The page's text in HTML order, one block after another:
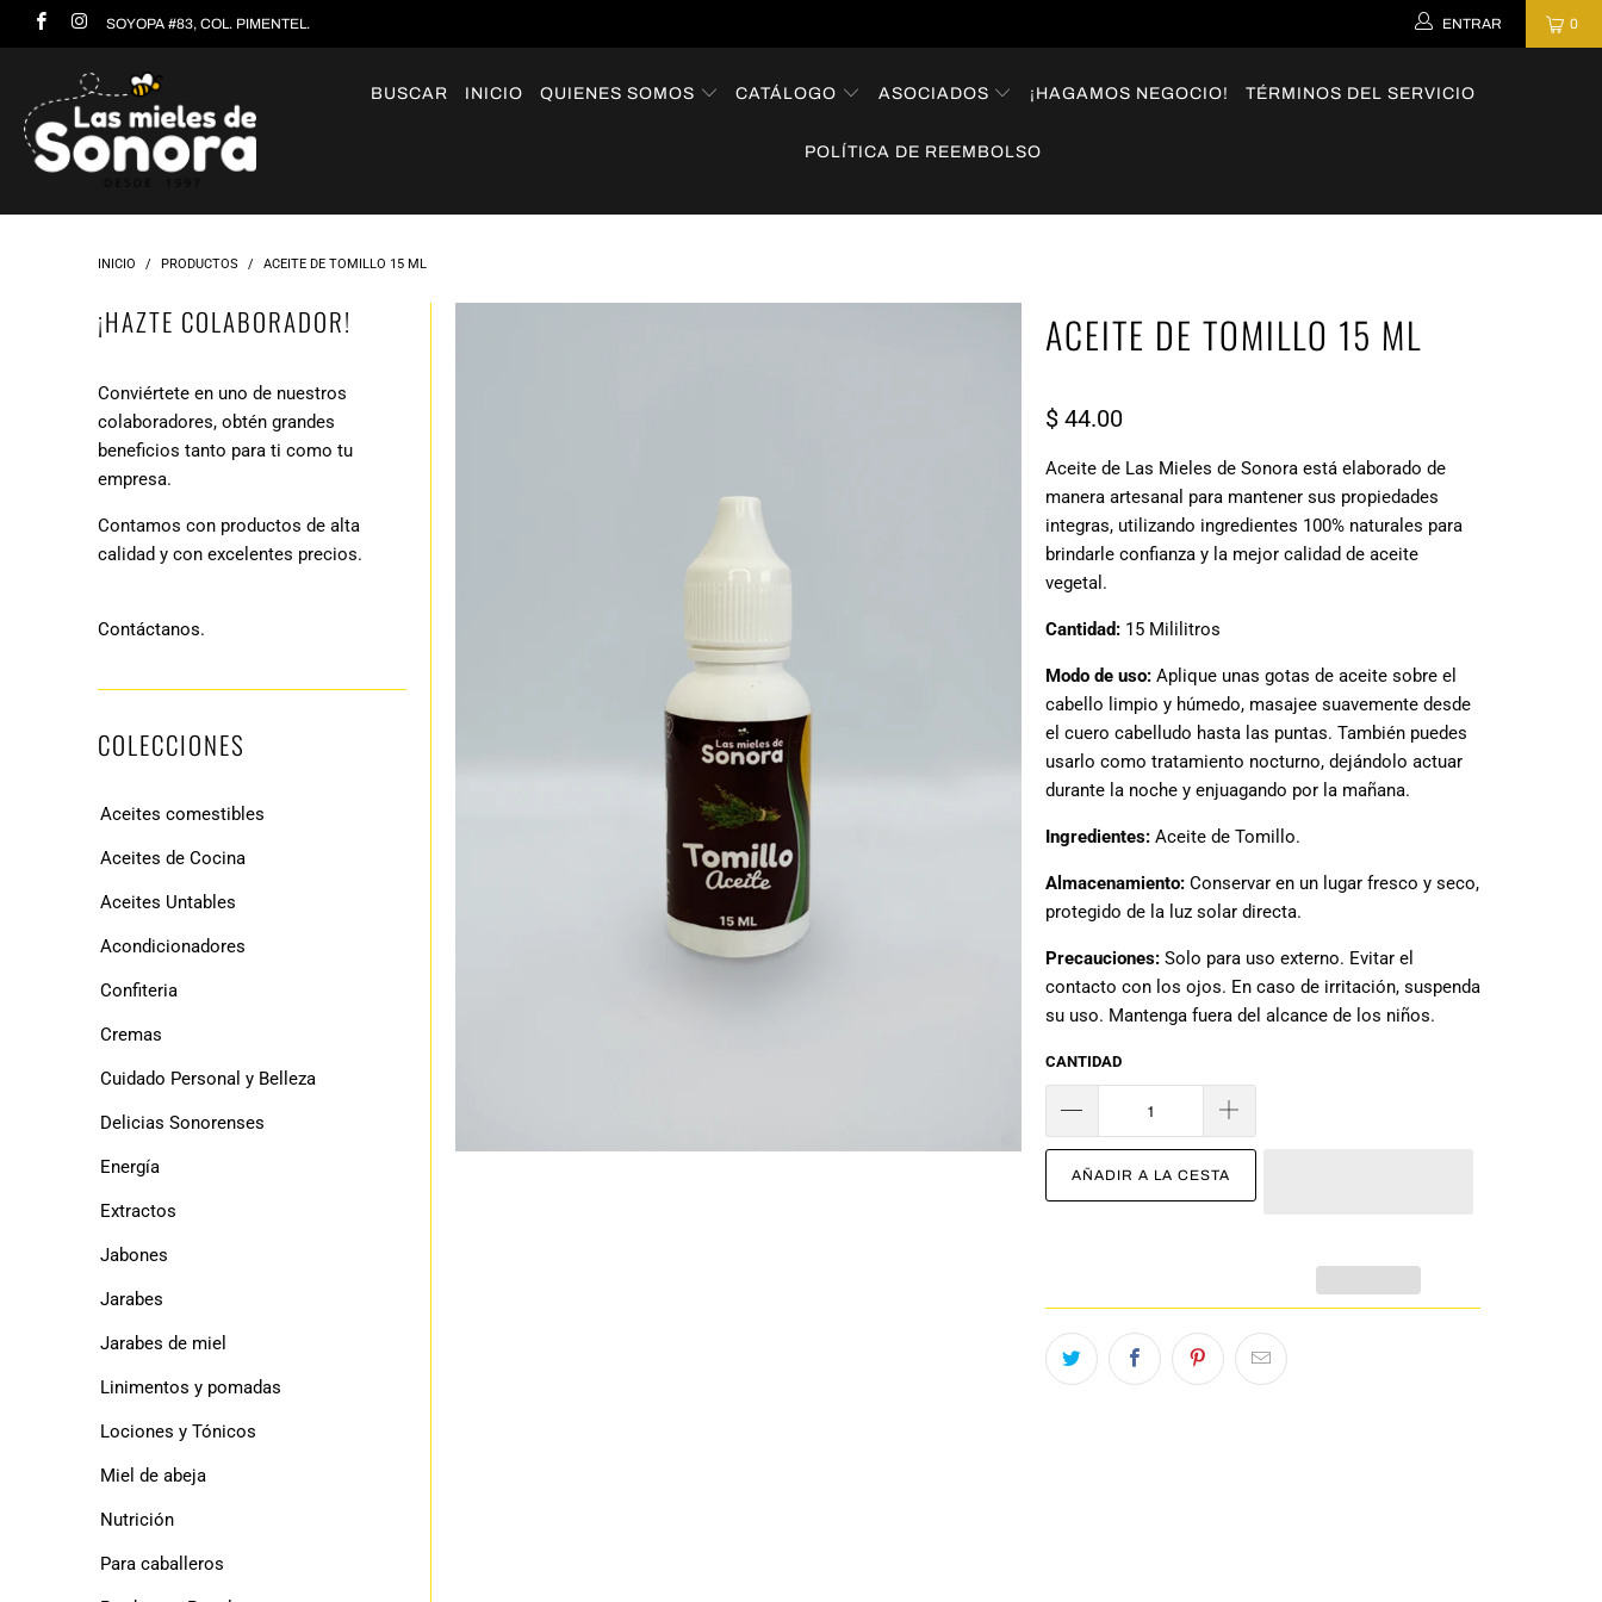
SOYOPA #83, COL. PIMENTEL. 0
ENTRAR
BUSCAR INICIO QUIENES SOMOS CATÁLOGO ASOCIADOS ¡HAGAMOS NEGOCIO! TÉRMINOS DEL SERVICIO
POLÍTICA DE REEMBOLSO
INICIO / PRODUCTOS / ACEITE DE TOMILLO 15 ML
¡HAZTE COLABORADOR!
Conviértete en uno de nuestros
colaboradores, obtén grandes
beneficios tanto para ti como tu
empresa.
Contamos con productos de alta
calidad y con excelentes precios.
Contáctanos.
COLECCIONES
Aceites comestibles
Aceites de Cocina
Aceites Untables
Acondicionadores
Confiteria
Cremas
Cuidado Personal y Belleza
Delicias Sonorenses
Energía
Extractos
Jabones
Jarabes
Jarabes de miel
Linimentos y pomadas
Lociones y Tónicos
Miel de abeja
Nutrición
Para caballeros
ACEITE DE TOMILLO 15 ML
$ 44.00
Aceite de Las Mieles de Sonora está elaborado de
manera artesanal para mantener sus propiedades
integras, utilizando ingredientes 100% naturales para
brindarle confianza y la mejor calidad de aceite
vegetal.
Cantidad: 15 Mililitros
Modo de uso: Aplique unas gotas de aceite sobre el
cabello limpio y húmedo, masajee suavemente desde
el cuero cabelludo hasta las puntas. También puedes
usarlo como tratamiento nocturno, dejándolo actuar
durante la noche y enjuagando por la mañana.
Ingredientes: Aceite de Tomillo.
Almacenamiento: Conservar en un lugar fresco y seco,
protegido de la luz solar directa.
Precauciones: Solo para uso externo. Evitar el
contacto con los ojos. En caso de irritación, suspenda
su uso. Mantenga fuera del alcance de los niños.
CANTIDAD
AÑADIR A LA CESTA